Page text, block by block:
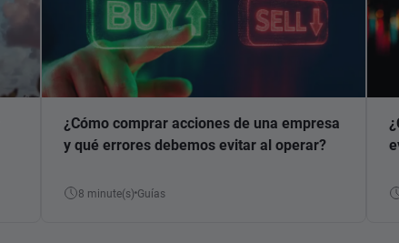
¿Cómo comprar acciones de una empresa
y qué errores debemos evitar al operar?
8 minute(s) Guías